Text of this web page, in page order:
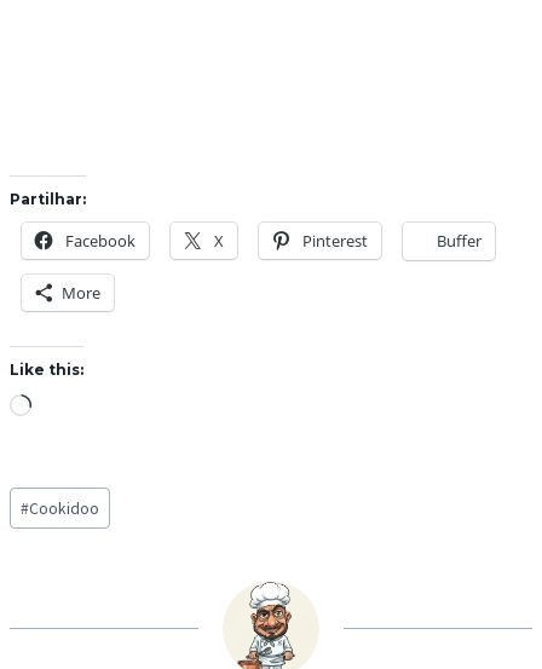
Partilhar:
Facebook X Pinterest Buffer
More
Like this:
L
d
i
…
Post
Tags:
#Cookidoo